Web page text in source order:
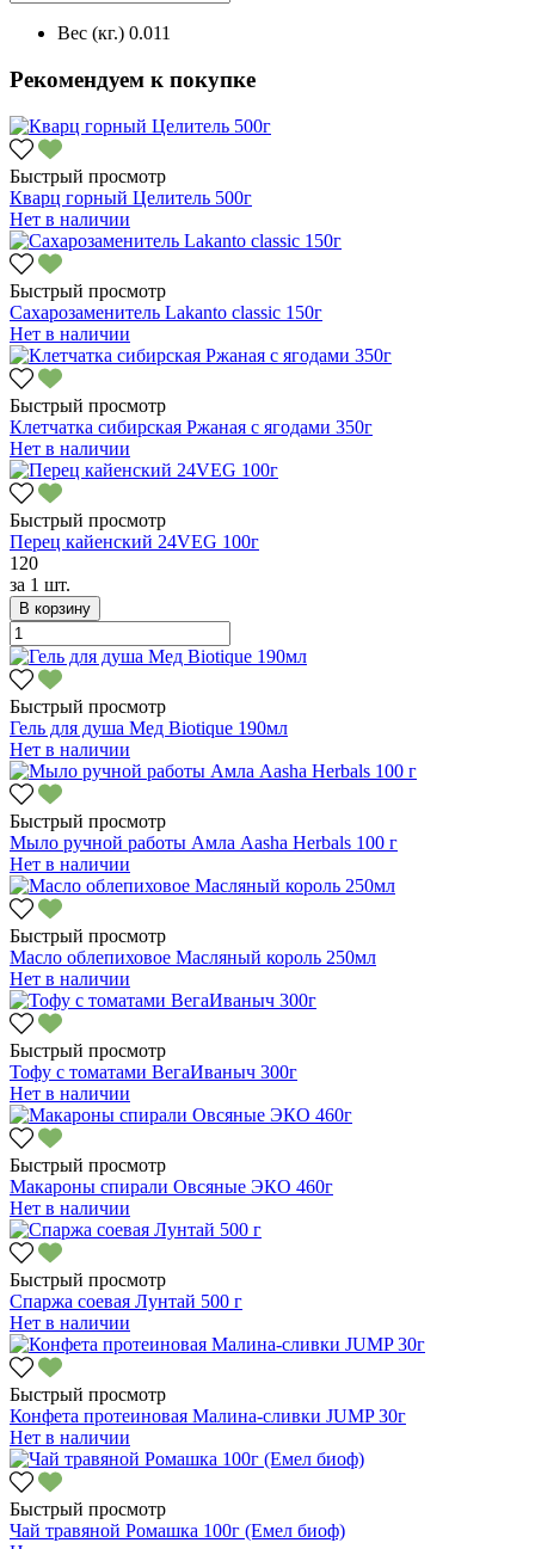
Вес (кг.) 0.011
Рекомендуем к покупке
Быстрый просмотр
Кварц горный Целитель 500г
Нет в наличии
Быстрый просмотр
Сахарозаменитель Lakanto classic 150г
Нет в наличии
Быстрый просмотр
Клетчатка сибирская Ржаная с ягодами 350г
Нет в наличии
Быстрый просмотр
Перец кайенский 24VEG 100г
120
за 1 шт.
В корзину
Быстрый просмотр
Гель для душа Мед Biotique 190мл
Нет в наличии
Быстрый просмотр
Мыло ручной работы Амла Aasha Herbals 100 г
Нет в наличии
Быстрый просмотр
Масло облепиховое Масляный король 250мл
Нет в наличии
Быстрый просмотр
Тофу с томатами ВегаИваныч 300г
Нет в наличии
Быстрый просмотр
Макароны спирали Овсяные ЭКО 460г
Нет в наличии
Быстрый просмотр
Спаржа соевая Лунтай 500 г
Нет в наличии
Быстрый просмотр
Конфета протеиновая Малина-сливки JUMP 30г
Нет в наличии
Быстрый просмотр
Чай травяной Ромашка 100г (Емел биоф)